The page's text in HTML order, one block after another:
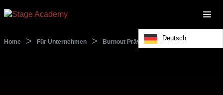
Home > Für Unternehmen > Burnout Prävention Deutsch